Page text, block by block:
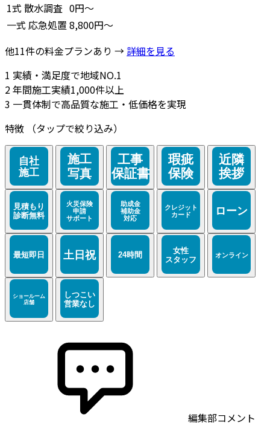
1式 散水調査 0円～
一式 応急処置 8,800円～
他11件の料金プランあり → 詳細を見る
1 実績・満足度で地域NO.1
2年間施工実績1,000件以上
3 一貫体制で高品質な施工・低価格を実現
特徴
（タップで絞り込み）
編集部コメント